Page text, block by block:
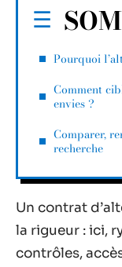
Pourquoi
Comment
envies ?
Comparer,
recherche
Un contrat
la rigueur : ici,
contrôles,